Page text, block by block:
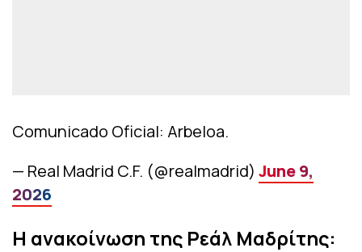
Comunicado Oficial: Arbeloa.
— Real Madrid C.F. (@realmadrid) June 9,
2026
Η ανακοίνωση της Ρεάλ Μαδρίτης: